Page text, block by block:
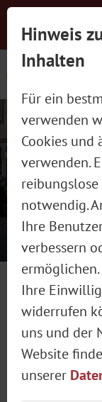
REALE
Bereits
Kim,
Petra
Reichert
Stadt:
Hinweis
Inhalten
Für ein
verwenden
Cookies und
verwenden.
notwendig.
Ihre
verbessern
Ihre
widerrufen
uns und der
Website
unserer